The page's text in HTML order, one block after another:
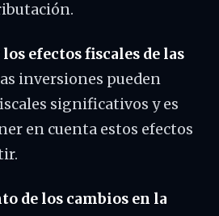
efectos fiscales de las
inversiones pueden
significativos y es
en cuenta estos efectos
de los cambios en la